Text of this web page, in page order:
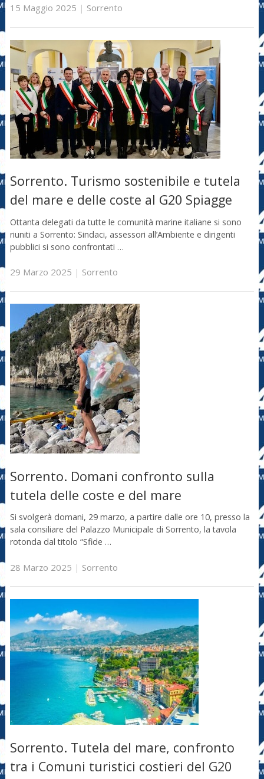
15 Maggio 2025 | Sorrento
Sorrento. Turismo sostenibile e tutela
del mare e delle coste al G20 Spiagge
Ottanta delegati da tutte le comunità marine italiane si sono
riuniti a Sorrento: Sindaci, assessori all’Ambiente e dirigenti
pubblici si sono confrontati …
29 Marzo 2025 | Sorrento
Sorrento. Domani confronto sulla
tutela delle coste e del mare
Si svolgerà domani, 29 marzo, a partire dalle ore 10, presso la
sala consiliare del Palazzo Municipale di Sorrento, la tavola
rotonda dal titolo “Sfide …
28 Marzo 2025 | Sorrento
Sorrento. Tutela del mare, confronto
tra i Comuni turistici costieri del G20